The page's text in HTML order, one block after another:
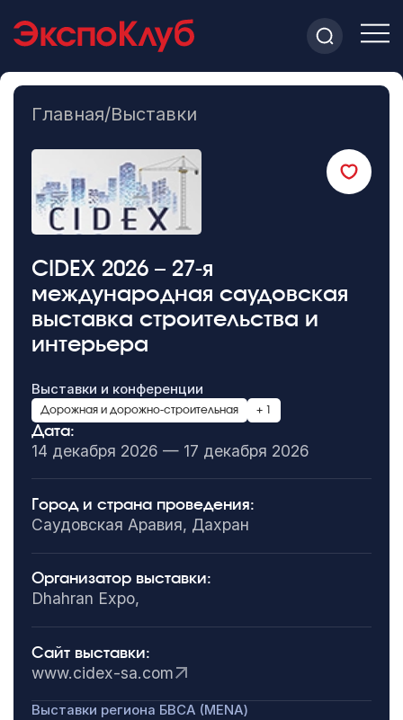
Главная/Выставки
CIDEX 2026 – 27-я
международная саудовская
выставка строительства и
интерьера
Выставки и конференции
Дорожная и дорожно-строительная + 1
Дата:
14 декабря 2026 — 17 декабря 2026
Город и страна проведения:
Саудовская Аравия, Дахран
Организатор выставки:
Dhahran Expo,
Сайт выставки:
www.cidex-sa.com
Выставки региона БВСА (MENA)